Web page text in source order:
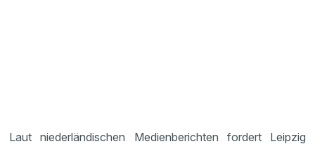
Laut niederländischen Medienberichten fordert Leipzig